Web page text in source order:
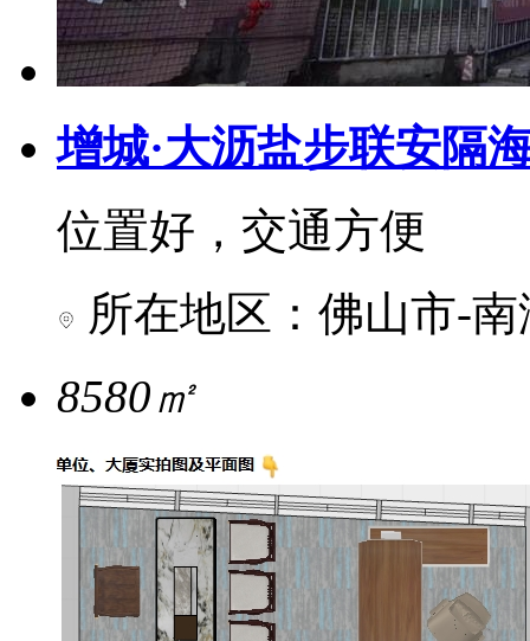
增城·大沥盐步联安隔
位置好，交通方便
所在地区：佛山市-
8580㎡